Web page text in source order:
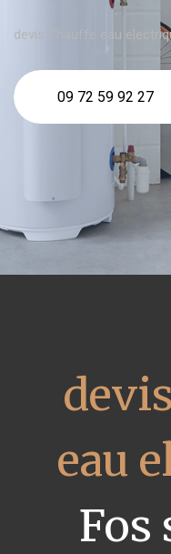
devis Chauffe eau
09 72 59 92 27
eau
Fos